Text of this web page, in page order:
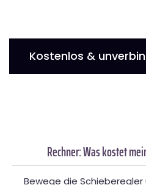
Kostenlos &
Rechner: Was kostet
Bewege die